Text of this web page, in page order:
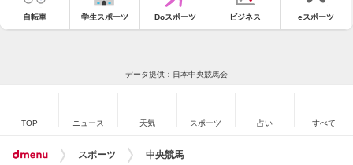
自転車 学生スポーツ Doスポーツ ビジネス eスポーツ
データ提供：日本中央競馬会
TOP ニュース 天気 スポーツ 占い すべて
スポーツ 中央競馬